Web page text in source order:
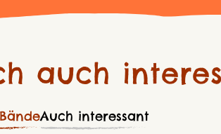
auch
Auch interessant